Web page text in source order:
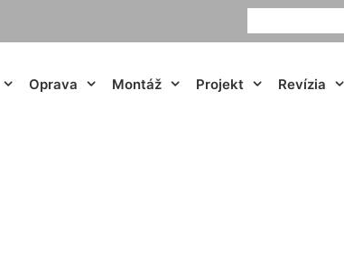
Oprava Montáž Projekt Revízia